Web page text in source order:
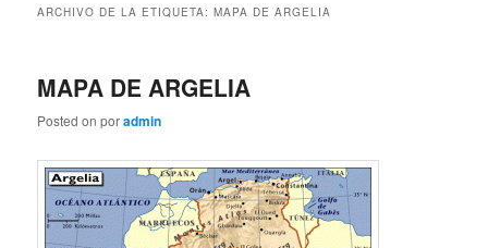
ARCHIVO DE LA ETIQUETA:MAPA DE ARGELIA
MAPA DE ARGELIA
Posted onporadmin